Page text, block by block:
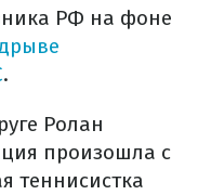
РФ на фоне
.
Ролан
произошла с
теннисистка